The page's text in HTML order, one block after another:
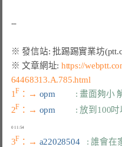
※ 文章網址: https://
64468313.A.785.html
1F ：→ opm : 畫面夠小
2F ：→ opm : 放到100
3F ：→ a22028504 : 誰會在